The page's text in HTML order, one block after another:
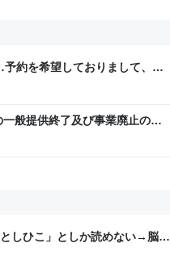
約を希望しておりまして、は
れるより、受ける側としては
般提供終了及び事業廃止の決
しひこ」としか読めない→脳内